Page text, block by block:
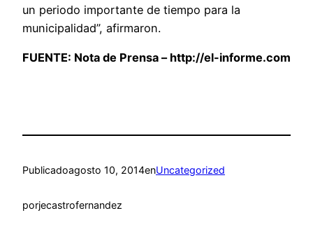
un periodo importante de tiempo para la
municipalidad”, afirmaron.
FUENTE: Nota de Prensa – http://el-informe.com
Publicadoagosto 10, 2014enUncategorized
porjecastrofernandez